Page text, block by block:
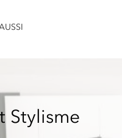
Stylisme